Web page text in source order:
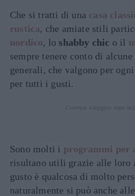
Che si tratti di una casa
rustica, che amiate stili
nordico, lo shabby chic o il
sempre tenere conto di alcune
generali, che valgono per
per tutti i gusti.
Sono molti i programmi per
risultano utili grazie alle loro
gusto è qualcosa di molto
naturalmente si può anche